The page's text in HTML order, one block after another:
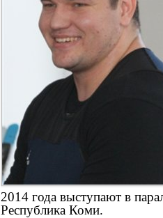
2014 года выступают в
Республика Коми.